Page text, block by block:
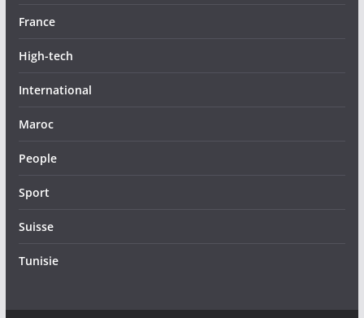
France
High-tech
International
Maroc
People
Sport
Suisse
Tunisie